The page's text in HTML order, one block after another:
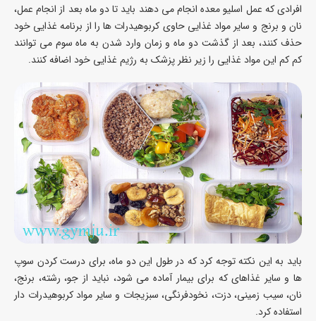
افرادی که عمل اسلیو معده انجام می دهند باید تا دو ماه بعد از انجام عمل،
نان و برنج و سایر مواد غذایی حاوی کربوهیدرات ها را از برنامه غذایی خود
حذف کنند، بعد از گذشت دو ماه و زمان وارد شدن به ماه سوم می توانند
کم کم این مواد غذایی را زیر نظر پزشک به رژیم غذایی خود اضافه کنند.
باید به این نکته توجه کرد که در طول این دو ماه، برای درست کردن سوپ
ها و سایر غذاهای که برای بیمار آماده می شود، نباید از جو، رشته، برنج،
نان، سیب زمینی، دزت، نخودفرنگی، سبزیجات و سایر مواد کربوهیدرات دار
استفاده کرد.